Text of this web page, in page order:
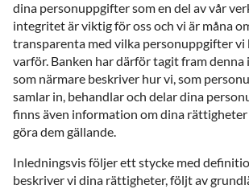
dina personuppgifter som en del av vår
integritet är viktig för oss och vi är måna
transparenta med vilka personuppgifter vi
varför. Banken har därför tagit fram
som närmare beskriver hur vi, som
samlar in, behandlar och delar dina
finns även information om dina rättigheter
göra dem gällande.
Inledningsvis följer ett stycke med
beskriver vi dina rättigheter, följt av